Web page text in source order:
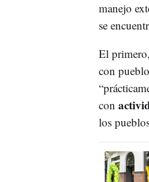
manejo
se
El
con
con
los